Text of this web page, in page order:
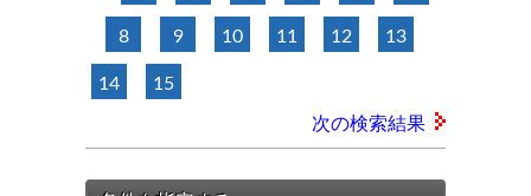
8 9 10 11 12 13
14 15
次の検索結果